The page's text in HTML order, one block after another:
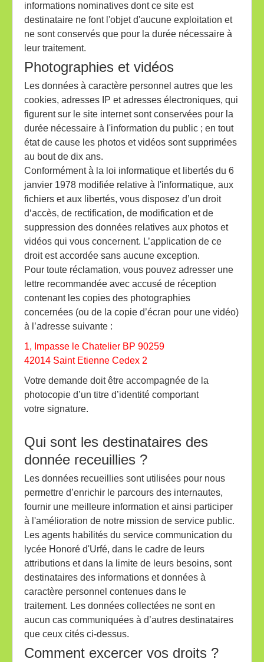
informations nominatives dont ce site est
destinataire ne font l'objet d'aucune exploitation et
ne sont conservés que pour la durée nécessaire à
leur traitement.
Photographies et vidéos
Les données à caractère personnel autres que les
cookies, adresses IP et adresses électroniques, qui
figurent sur le site internet sont conservées pour la
durée nécessaire à l'information du public ; en tout
état de cause les photos et vidéos sont supprimées
au bout de dix ans.
Conformément à la loi informatique et libertés du 6
janvier 1978 modifiée relative à l'informatique, aux
fichiers et aux libertés, vous disposez d’un droit
d‘accès, de rectification, de modification et de
suppression des données relatives aux photos et
vidéos qui vous concernent. L’application de ce
droit est accordée sans aucune exception.
Pour toute réclamation, vous pouvez adresser une
lettre recommandée avec accusé de réception
contenant les copies des photographies
concernées (ou de la copie d’écran pour une vidéo)
à l’adresse suivante :
1, Impasse le Chatelier BP 90259
42014 Saint Etienne Cedex 2
Votre demande doit être accompagnée de la
photocopie d’un titre d’identité comportant
votre signature.
Qui sont les destinataires des
donnée receuillies ?
Les données recueillies sont utilisées pour nous
permettre d’enrichir le parcours des internautes,
fournir une meilleure information et ainsi participer
à l'amélioration de notre mission de service public.
Les agents habilités du service communication du
lycée Honoré d'Urfé, dans le cadre de leurs
attributions et dans la limite de leurs besoins, sont
destinataires des informations et données à
caractère personnel contenues dans le
traitement. Les données collectées ne sont en
aucun cas communiquées à d’autres destinataires
que ceux cités ci-dessus.
Comment excercer vos droits ?